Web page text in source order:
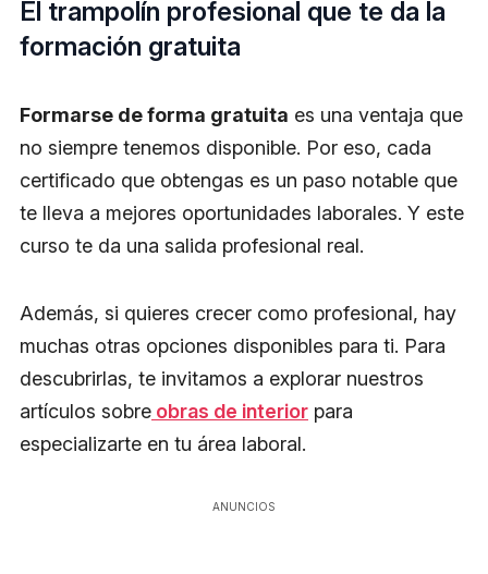
El trampolín profesional que te da la
formación gratuita
Formarse de forma gratuita es una ventaja que
no siempre tenemos disponible. Por eso, cada
certificado que obtengas es un paso notable que
te lleva a mejores oportunidades laborales. Y este
curso te da una salida profesional real.
Además, si quieres crecer como profesional, hay
muchas otras opciones disponibles para ti. Para
descubrirlas, te invitamos a explorar nuestros
artículos sobre obras de interior para
especializarte en tu área laboral.
ANUNCIOS